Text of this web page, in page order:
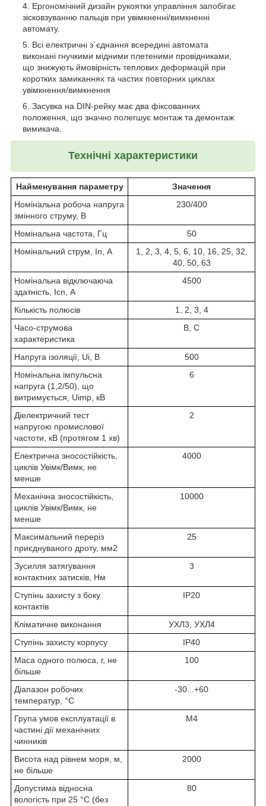
Ергономічний дизайн рукоятки управління запобігає
зісковзуванню пальців при увімкненні/вимкненні
автомату.
Всі електричні з`єднання всередині автомата
виконані гнучкими мідними плетеними провідниками,
що знижують ймовірність теплових деформацій при
коротких замиканнях та частих повторних циклах
увімкнення/вимкнення
Засувка на DIN-рейку має два фіксованних
положення, що значно полегшує монтаж та демонтаж
вимикача.
Технічні характеристики
Найменування параметру
Значення
Номінальна робоча напруга
змінного струму, В
230/400
Номінальна частота, Гц
50
Номінальний струм, In, А
1, 2, 3, 4, 5, 6, 10, 16, 25, 32,
40, 50, 63
Номінальна відключаюча
здатність, Icn, А
4500
Кількість полюсів
1, 2, 3, 4
Часо-струмова
характеристика
В, С
Напруга ізоляції, Ui, В
500
Номінальна імпульсна
напруга (1,2/50), що
витримується, Uimp, кВ
6
Діелектричний тест
напругою промислової
частоти, кВ (протягом 1 хв)
2
Електрична зносостійкість,
циклів Увімк/Вимк, не
менше
4000
Механічна зносостійкість,
циклів Увімк/Вимк, не
менше
10000
Максимальний переріз
приєднуваного дроту, мм2
25
Зусилля затягування
контактних затисків, Нм
3
Ступінь захисту з боку
контактів
IP20
Кліматичне виконання
УХЛ3, УХЛ4
Ступінь захисту корпусу
IP40
Маса одного полюса, г, не
більше
100
Діапазон робочих
температур, °С
-30...+60
Група умов експлуатації в
частині дії механічних
чинників
М4
Висота над рівнем моря, м,
не більше
2000
Допустима відносна
вологість при 25 °С (без
80